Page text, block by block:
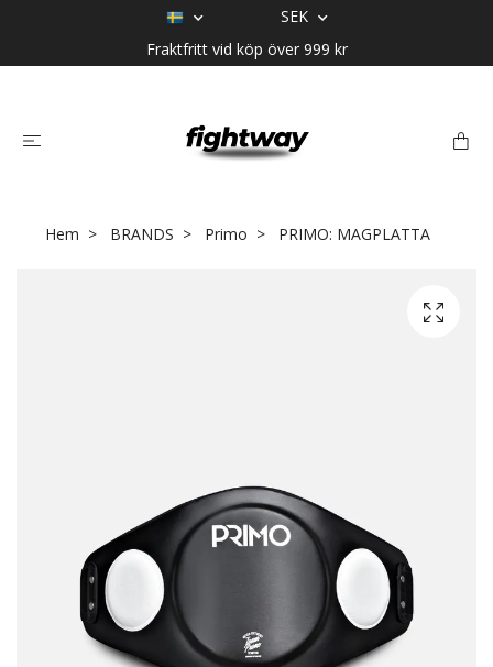
SEK
Fraktfritt vid köp över 999 kr
Hem BRANDS Primo PRIMO: MAGPLATTA